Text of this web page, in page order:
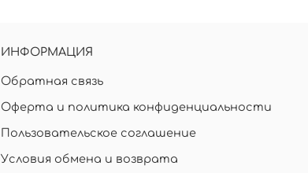
ИНФОРМАЦИЯ
Обратная связь
Оферта и политика конфиденциальности
Пользовательское соглашение
Условия обмена и возврата